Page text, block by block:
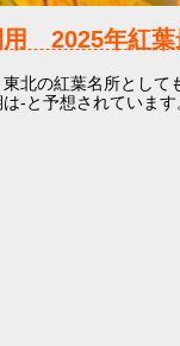
用 2025年紅葉
北の紅葉名所とし
-と予想されていま